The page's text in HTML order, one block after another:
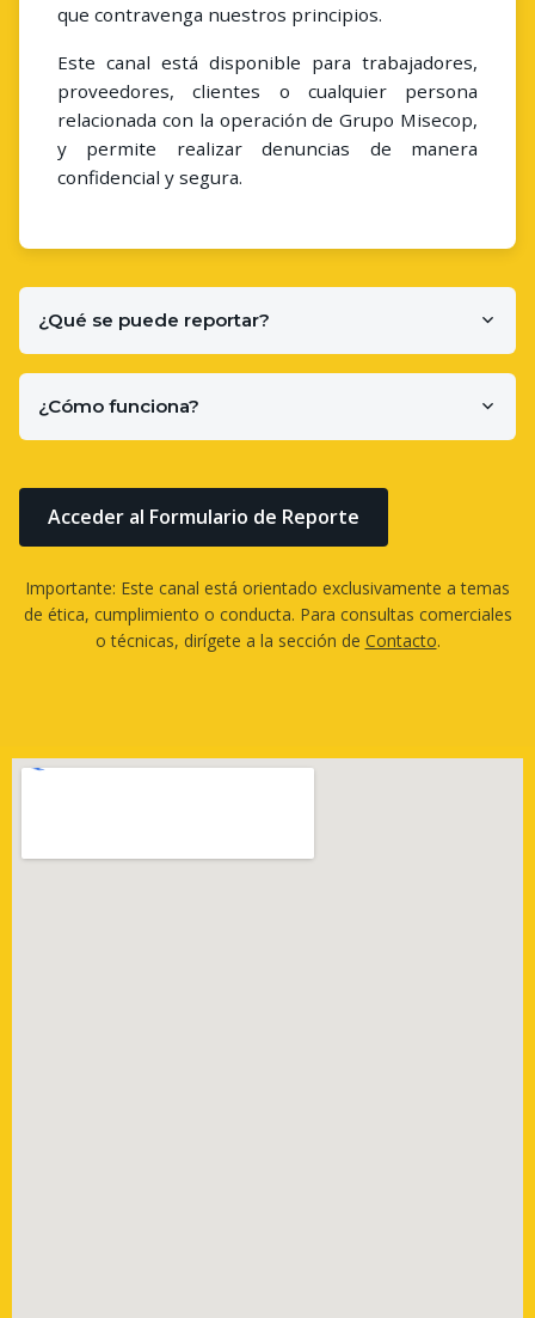
que contravenga nuestros principios.
Este canal está disponible para trabajadores,
proveedores, clientes o cualquier persona
relacionada con la operación de Grupo Misecop,
y permite realizar denuncias de manera
confidencial y segura.
¿Qué se puede reportar?
¿Cómo funciona?
Acceder al Formulario de Reporte
Importante: Este canal está orientado exclusivamente a temas
de ética, cumplimiento o conducta. Para consultas comerciales
o técnicas, dirígete a la sección de Contacto.